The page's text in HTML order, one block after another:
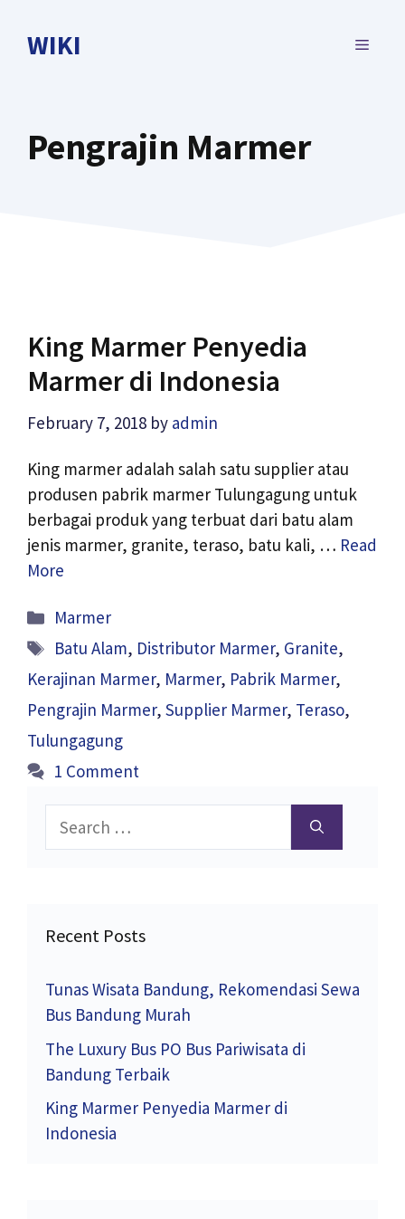
WIKI MENU
Pengrajin Marmer
King Marmer Penyedia
Marmer di Indonesia
February 7, 2018 by admin
King marmer adalah salah satu supplier atau
produsen pabrik marmer Tulungagung untuk
berbagai produk yang terbuat dari batu alam
jenis marmer, granite, teraso, batu kali, … Read
More
Categories
Marmer
Tags
Batu Alam, Distributor Marmer, Granite,
Kerajinan Marmer, Marmer, Pabrik Marmer,
Pengrajin Marmer, Supplier Marmer, Teraso,
Tulungagung
1 Comment
Search
Recent Posts
Tunas Wisata Bandung, Rekomendasi Sewa
Bus Bandung Murah
The Luxury Bus PO Bus Pariwisata di
Bandung Terbaik
King Marmer Penyedia Marmer di
Indonesia